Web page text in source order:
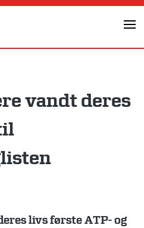
vandt deres
livs første ATP- og